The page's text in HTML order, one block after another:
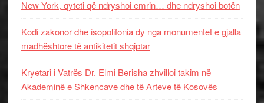
New York, qyteti që ndryshoi emrin… dhe ndryshoi botën
Kodi zakonor dhe isopolifonia dy nga monumentet e gjalla
madhështore të antikitetit shqiptar
Kryetari i Vatrës Dr. Elmi Berisha zhvilloi takim në
Akademinë e Shkencave dhe të Arteve të Kosovës